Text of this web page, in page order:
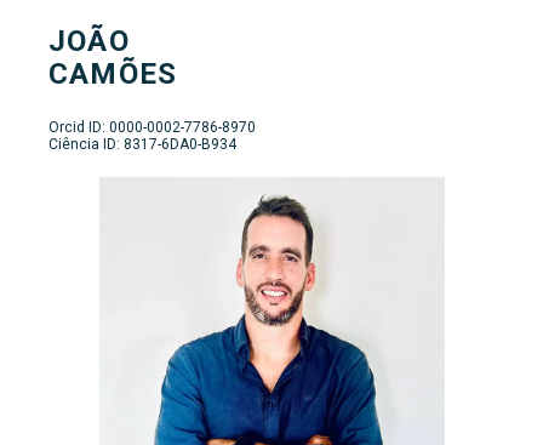
JOÃO
CAMÕES
Orcid ID: 0000-0002-7786-8970
Ciência ID: 8317-6DA0-B934